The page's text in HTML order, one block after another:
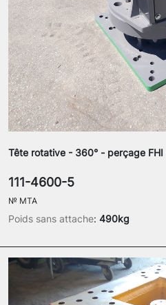
Tête rotative - 360° - perçage
Poids sans attache: 490kg
111-4600-5
№ MTA